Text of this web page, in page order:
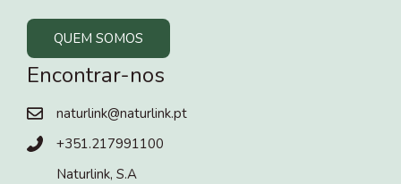
QUEM SOMOS
Encontrar-nos
naturlink@naturlink.pt
+351.217991100
Naturlink, S.A